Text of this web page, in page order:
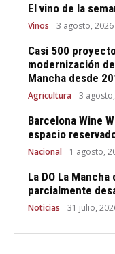
El vino de la
Vinos 3 agosto, 2026
Casi 500
modernización
Mancha desde
Agricultura 3
Barcelona Wine
espacio
Nacional 1 agosto,
La DO La
parcialmente
Noticias 31 julio,